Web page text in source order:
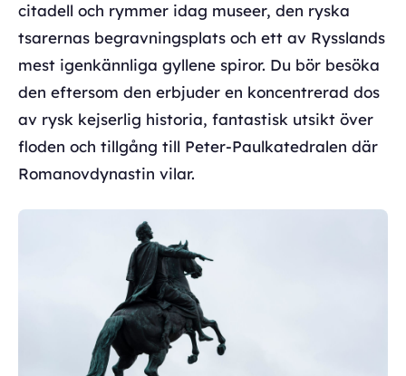
citadell och rymmer idag museer, den ryska
tsarernas begravningsplats och ett av Rysslands
mest igenkännliga gyllene spiror. Du bör besöka
den eftersom den erbjuder en koncentrerad dos
av rysk kejserlig historia, fantastisk utsikt över
floden och tillgång till Peter-Paulkatedralen där
Romanovdynastin vilar.